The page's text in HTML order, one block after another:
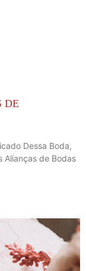
DE
Dessa Boda,
Alianças de Bodas